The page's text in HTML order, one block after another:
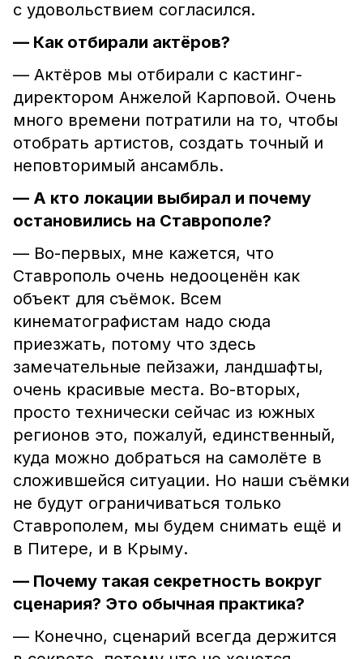
с удовольствием согласился.
— Как отбирали актёров?
— Актёров мы отбирали с кастинг-
директором Анжелой Карповой. Очень
много времени потратили на то, чтобы
отобрать артистов, создать точный и
неповторимый ансамбль.
— А кто локации выбирал и почему
остановились на Ставрополе?
— Во-первых, мне кажется, что
Ставрополь очень недооценён как
объект для съёмок. Всем
кинематографистам надо сюда
приезжать, потому что здесь
замечательные пейзажи, ландшафты,
очень красивые места. Во-вторых,
просто технически сейчас из южных
регионов это, пожалуй, единственный,
куда можно добраться на самолёте в
сложившейся ситуации. Но наши съёмки
не будут ограничиваться только
Ставрополем, мы будем снимать ещё и
в Питере, и в Крыму.
— Почему такая секретность вокруг
сценария? Это обычная практика?
— Конечно, сценарий всегда держится